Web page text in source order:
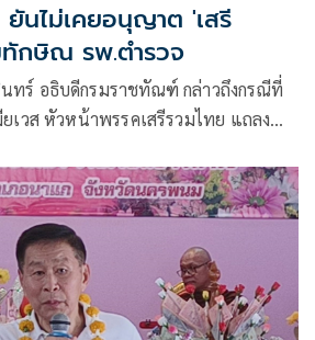
นไม่เคยอนุญาต 'เสรี
กษิณ รพ.ตำรวจ
ทร์ อธิบดีกรมราชทัณฑ์ กล่าวถึงกรณีที่
เวส หัวหน้าพรรคเสรีรวมไทย แถลง
ทักษิณ ชินวัตร